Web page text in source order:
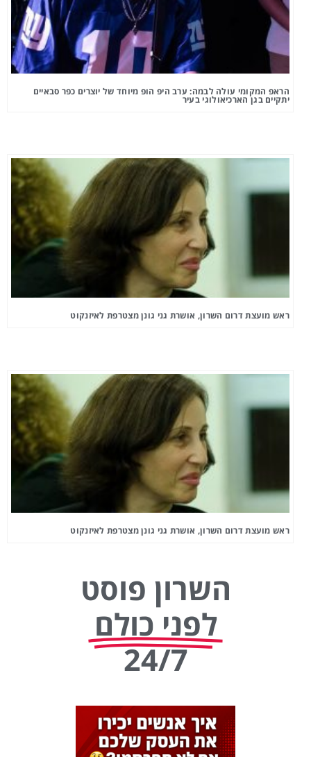
הראפ המקומי עולה לבמה: ערב היפ הופ מיוחד של יוצרים כפר סבאיים
יתקיים בגן הארכיאולוגי בעיר
ראש מועצת דרום השרון, אושרת גני גונן מצטרפת לאיזנקוט
ראש מועצת דרום השרון, אושרת גני גונן מצטרפת לאיזנקוט
השרון פוסט
לפני כולם
24/7